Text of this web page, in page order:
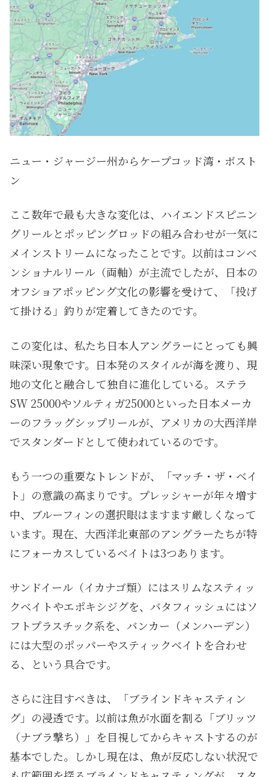
ニュー・ジャージー州からケープコッド湾・ボスト
ン
ここ数年で最も大きな変化は、ハイエンドスピニン
グリールとポッピングロッドの組み合わせが一気に
メインストリームになったことです。以前はコンベ
ンショナルリール（両軸）が主流でしたが、日本の
オフショアポッピング文化の影響を受けて、「投げ
て掛ける」釣りが定着してきたのです。
この変化は、私たち日本人アングラーにとっても興
味深い現象です。日本発のスタイルが海を渡り、現
地の文化と融合して独自に進化している。ステラ
SW 25000やソルティガ25000といった日本メーカ
ーのフラッグシップリールが、アメリカの大西洋岸
でスタンダードとして使われているのです。
もう一つの重要なトレンドが、「マッチ・ザ・ベイ
ト」の意識の高まりです。プレッシャーが年々増す
中、ブルーフィンの選択眼はますます厳しくなって
います。現在、大西洋北東部のアングラーたちが特
にフォーカスしているベイトは3つあります。
サンドイール（イカナゴ類）にはスリムなスティッ
クベイトやエポキシジグを、バタフィッシュにはソ
フトプラスチック系を、バンカー（メンハーデン）
には大型のポッパーやスティックベイトを合わせ
る、という具合です。
さらに注目すべきは、「ブラインドキャスティン
グ」の浸透です。以前は魚が水面を割る「ブリッツ
（ナブラ撃ち）」を目視してからキャストするのが
基本でした。しかし現在は、魚が反応しない状況で